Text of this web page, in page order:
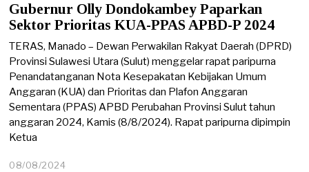
Gubernur Olly Dondokambey Paparkan
Sektor Prioritas KUA-PPAS APBD-P 2024
TERAS, Manado – Dewan Perwakilan Rakyat Daerah (DPRD)
Provinsi Sulawesi Utara (Sulut) menggelar rapat paripurna
Penandatanganan Nota Kesepakatan Kebijakan Umum
Anggaran (KUA) dan Prioritas dan Plafon Anggaran
Sementara (PPAS) APBD Perubahan Provinsi Sulut tahun
anggaran 2024, Kamis (8/8/2024). Rapat paripurna dipimpin
Ketua
08/08/2024